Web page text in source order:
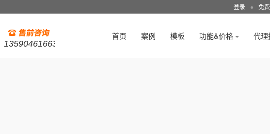
登录 ● 免
13590461663
首页 案例 模板 功能&价格 代理